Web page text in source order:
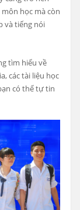
học mà còn
và tiếng nói
tìm hiểu về
các tài liệu học
có thể tự tin